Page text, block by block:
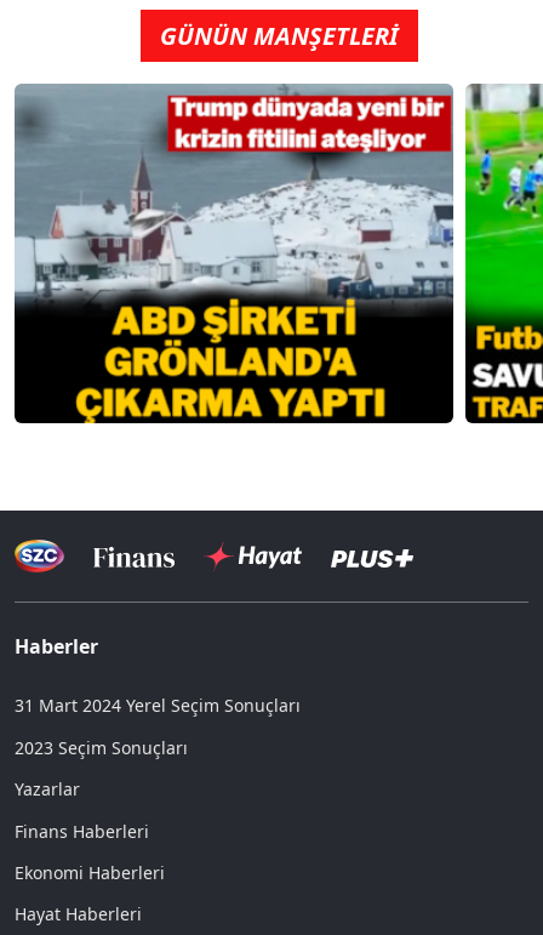
GÜNÜN MANŞETLERİ
Haberler
31 Mart 2024 Yerel Seçim Sonuçları
2023 Seçim Sonuçları
Yazarlar
Finans Haberleri
Ekonomi Haberleri
Hayat Haberleri